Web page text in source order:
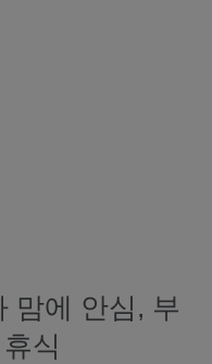
맘에 안심, 부
식